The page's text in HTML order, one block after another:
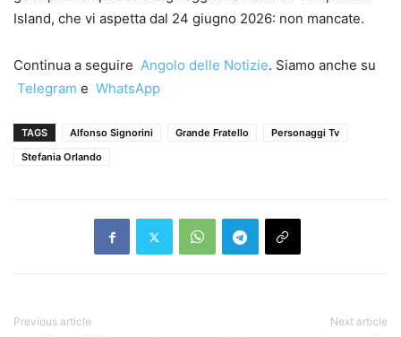
Island, che vi aspetta dal 24 giugno 2026: non mancate.
Continua a seguire Angolo delle Notizie. Siamo anche su
Telegram e WhatsApp
TAGS Alfonso Signorini Grande Fratello
Personaggi Tv
Stefania Orlando
Previous article Next article